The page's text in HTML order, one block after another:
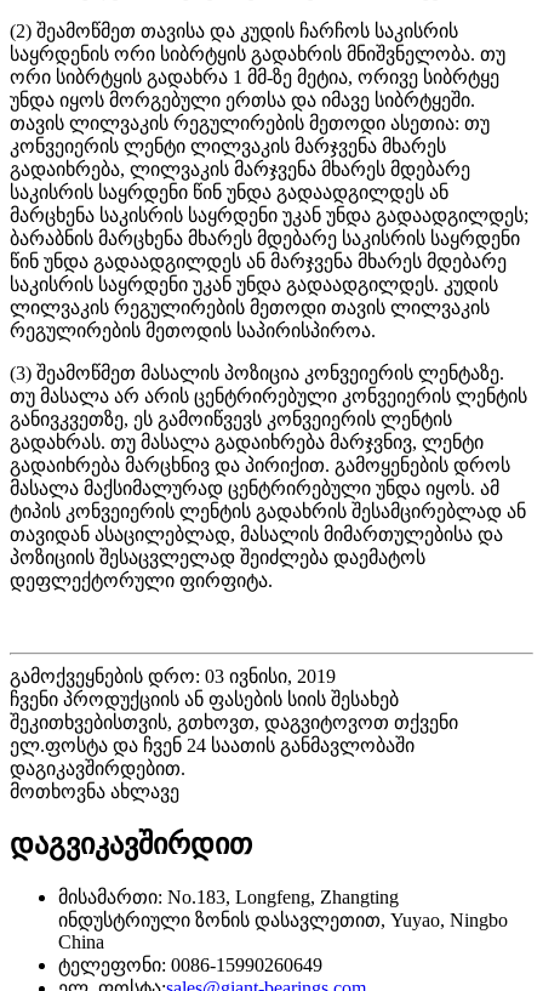
(2) შეამოწმეთ თავისა და კუდის ჩარჩოს საკისრის
საყრდენის ორი სიბრტყის გადახრის მნიშვნელობა. თუ
ორი სიბრტყის გადახრა 1 მმ-ზე მეტია, ორივე სიბრტყე
უნდა იყოს მორგებული ერთსა და იმავე სიბრტყეში.
თავის ლილვაკის რეგულირების მეთოდი ასეთია: თუ
კონვეიერის ლენტი ლილვაკის მარჯვენა მხარეს
გადაიხრება, ლილვაკის მარჯვენა მხარეს მდებარე
საკისრის საყრდენი წინ უნდა გადაადგილდეს ან
მარცხენა საკისრის საყრდენი უკან უნდა გადაადგილდეს;
ბარაბნის მარცხენა მხარეს მდებარე საკისრის საყრდენი
წინ უნდა გადაადგილდეს ან მარჯვენა მხარეს მდებარე
საკისრის საყრდენი უკან უნდა გადაადგილდეს. კუდის
ლილვაკის რეგულირების მეთოდი თავის ლილვაკის
რეგულირების მეთოდის საპირისპიროა.
(3) შეამოწმეთ მასალის პოზიცია კონვეიერის ლენტაზე.
თუ მასალა არ არის ცენტრირებული კონვეიერის ლენტის
განივკვეთზე, ეს გამოიწვევს კონვეიერის ლენტის
გადახრას. თუ მასალა გადაიხრება მარჯვნივ, ლენტი
გადაიხრება მარცხნივ და პირიქით. გამოყენების დროს
მასალა მაქსიმალურად ცენტრირებული უნდა იყოს. ამ
ტიპის კონვეიერის ლენტის გადახრის შესამცირებლად ან
თავიდან ასაცილებლად, მასალის მიმართულებისა და
პოზიციის შესაცვლელად შეიძლება დაემატოს
დეფლექტორული ფირფიტა.
გამოქვეყნების დრო: 03 ივნისი, 2019
ჩვენი პროდუქციის ან ფასების სიის შესახებ
შეკითხვებისთვის, გთხოვთ, დაგვიტოვოთ თქვენი
ელ.ფოსტა და ჩვენ 24 საათის განმავლობაში
დაგიკავშირდებით.
მოთხოვნა ახლავე
დაგვიკავშირდით
მისამართი: No.183, Longfeng, Zhangting
ინდუსტრიული ზონის დასავლეთით, Yuyao, Ningbo
China
ტელეფონი: 0086-15990260649